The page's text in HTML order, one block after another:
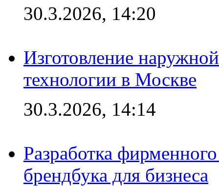
30.3.2026, 14:20
Изготовление
технологии в Москве
30.3.2026, 14:14
Разработка
брендбука для бизнеса